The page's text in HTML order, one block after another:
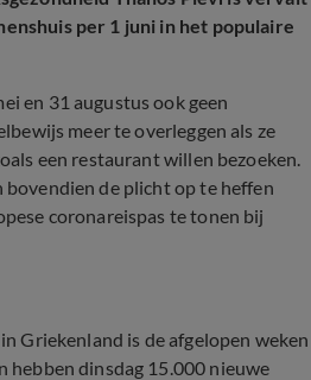
per 1 juni in het populaire
en 31 augustus ook geen
meer te overleggen als ze
een restaurant willen bezoeken.
de plicht op te heffen
coronareispas te tonen bij
Griekenland is de afgelopen weken
hebben dinsdag 15.000 nieuwe